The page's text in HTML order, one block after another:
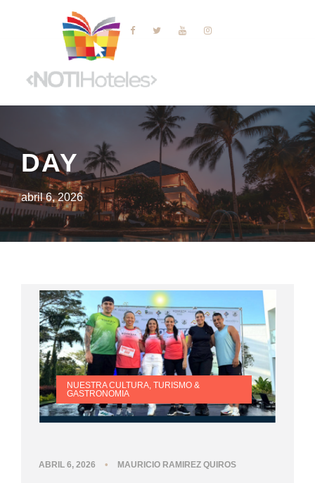
DAY
abril 6, 2026
NUESTRA CULTURA, TURISMO &
GASTRONOMIA
ABRIL 6, 2026 • MAURICIO RAMIREZ QUIROS